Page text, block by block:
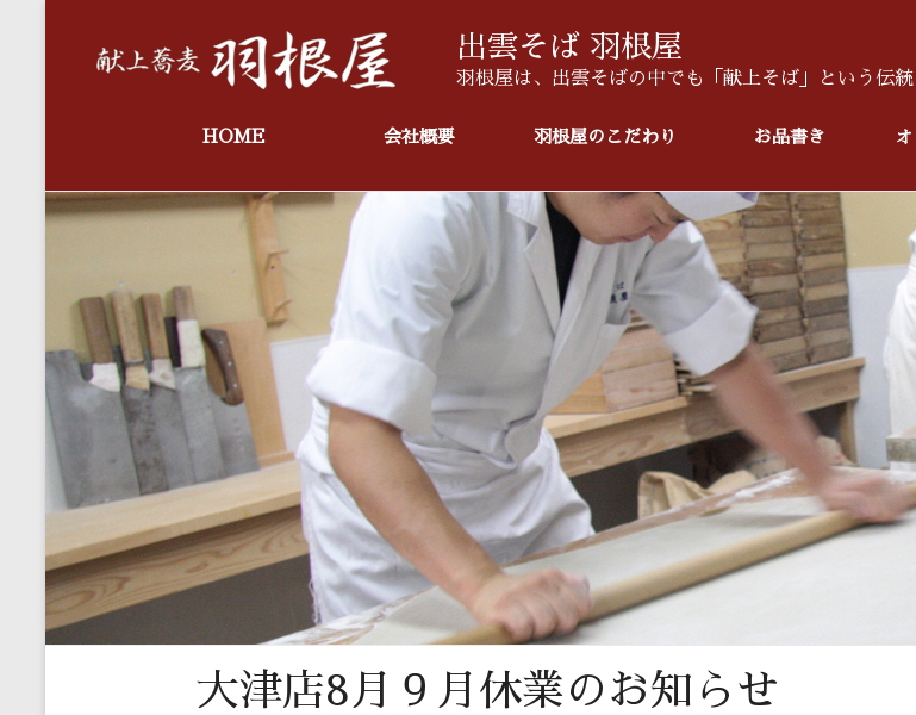
ッ
プ
出雲そば 羽根屋
羽根屋は、出雲そばの中でも「献上そば」という伝
HOME 会社概要 羽根屋のこだわり お品書き
大津店8月９月休業のお知らせ